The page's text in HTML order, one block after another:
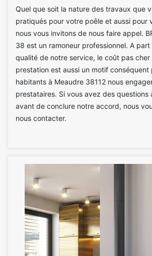
Quel que soit la nature des travaux que
pratiqués pour votre poêle et aussi pour
nous vous invitons de nous faire appel.
38 est un ramoneur professionnel. A part
qualité de notre service, le coût pas
prestation est aussi un motif conséquent
habitants à Meaudre 38112 nous
prestataires. Si vous avez des questions
avant de conclure notre accord, nous
nous contacter.